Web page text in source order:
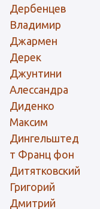
Дербенцев
Владимир
Джармен
Дерек
Джунтини
Алессандра
Диденко
Максим
Дингельштед
т Франц фон
Дитятковский
Григорий
Дмитрий